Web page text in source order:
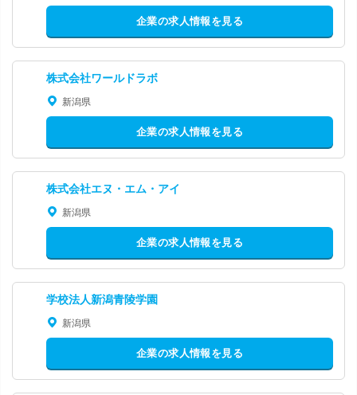
企業の求人情報を見る
株式会社ワールドラボ
新潟県
企業の求人情報を見る
株式会社エヌ・エム・アイ
新潟県
企業の求人情報を見る
学校法人新潟青陵学園
新潟県
企業の求人情報を見る